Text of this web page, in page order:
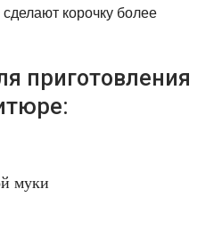
корочку более
приготовления
муки